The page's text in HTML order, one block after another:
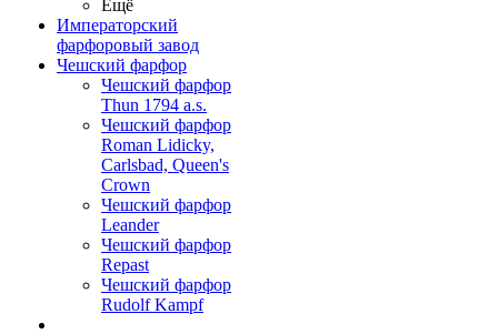
Ещё
Императорский
фарфоровый завод
Чешский фарфор
Чешский фарфор
Thun 1794 a.s.
Чешский фарфор
Roman Lidicky,
Carlsbad, Queen's
Crown
Чешский фарфор
Leander
Чешский фарфор
Repast
Чешский фарфор
Rudolf Kampf